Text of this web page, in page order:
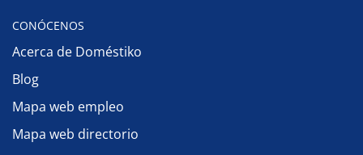
CONÓCENOS
Acerca de Doméstiko
Blog
Mapa web empleo
Mapa web directorio